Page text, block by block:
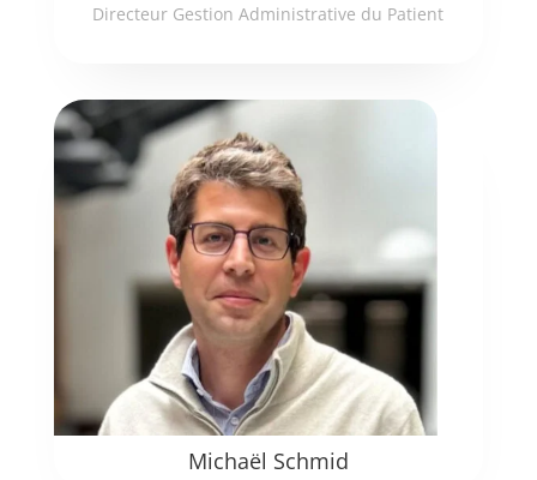
Directeur Gestion Administrative du Patient
Michaël Schmid